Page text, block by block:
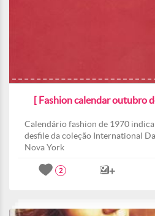
[ Fashion calendar outubro
Calendário fashion de 1970
desfile da coleção International
Nova York
2